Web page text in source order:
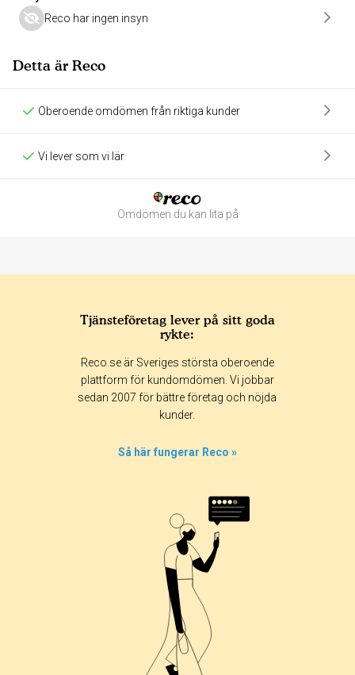
Reco har ingen insyn
Detta är Reco
Oberoende omdömen från riktiga kunder
Vi lever som vi lär
Omdömen du kan lita på
365 dagar 90 dagar
30 dagar
Tjänsteföretag lever på sitt goda
rykte:
Reco.se är Sveriges största oberoende
plattform för kundomdömen. Vi jobbar
sedan 2007 för bättre företag och nöjda
kunder.
Så här fungerar Reco »